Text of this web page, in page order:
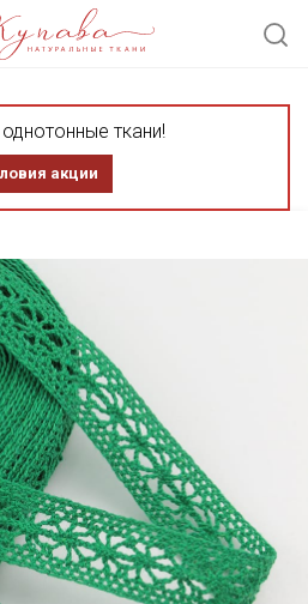
ткани!
акции